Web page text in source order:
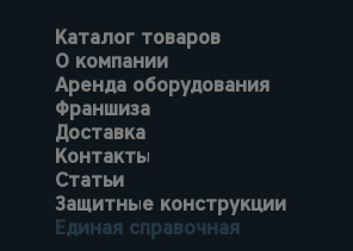
Каталог товаров
О компании
Аренда оборудования
Франшиза
Доставка
Контакты
Статьи
Защитные конструкции
Единая справочная